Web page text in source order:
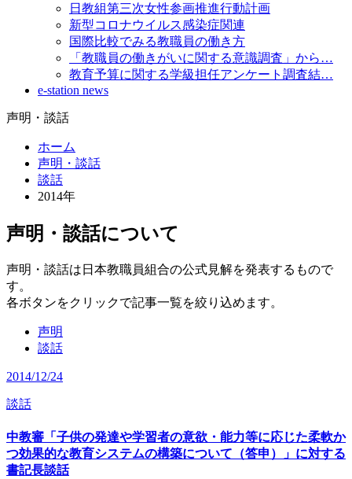
日教組第三次女性参画推進行動計画
新型コロナウイルス感染症関連
国際比較でみる教職員の働き方
「教職員の働きがいに関する意識調査」から…
教育予算に関する学級担任アンケート調査結…
e-station news
声明・談話
ホーム
声明・談話
談話
2014年
声明・談話について
声明・談話は日本教職員組合の公式見解を発表するもので
す。
各ボタンをクリックで記事一覧を絞り込めます。
声明
談話
2014/12/24
談話
中教審「子供の発達や学習者の意欲・能力等に応じた柔軟か
つ効果的な教育システムの構築について（答申）」に対する
書記長談話